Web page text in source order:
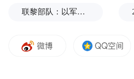
测，为了争取民代席次过
联黎部队：以军单日向黎发射113枚炮弹